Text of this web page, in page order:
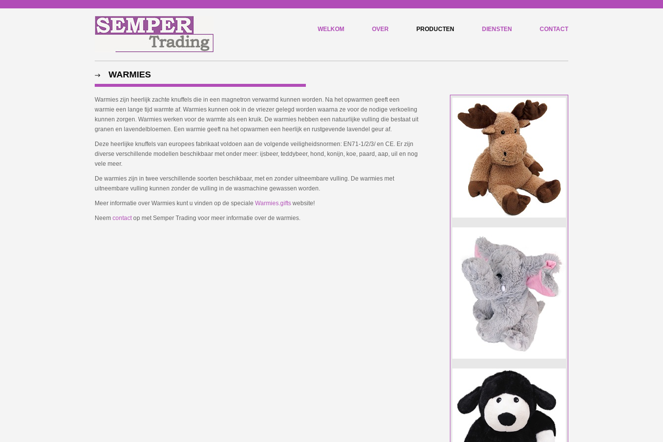
WELKOM OVER PRODUCTEN DIENSTEN CONTACT
WARMIES
Warmies zijn heerlijk zachte knuffels die in een magnetron verwarmd kunnen worden. Na het opwarmen geeft een
warmie een lange tijd warmte af. Warmies kunnen ook in de vriezer gelegd worden waarna ze voor de nodige verkoeling
kunnen zorgen. Warmies werken voor de warmte als een kruik. De warmies hebben een natuurlijke vulling die bestaat uit
granen en lavendelbloemen. Een warmie geeft na het opwarmen een heerlijk en rustgevende lavendel geur af.
Deze heerlijke knuffels van europees fabrikaat voldoen aan de volgende veiligheidsnormen: EN71-1/2/3/ en CE. Er zijn
diverse verschillende modellen beschikbaar met onder meer: ijsbeer, teddybeer, hond, konijn, koe, paard, aap, uil en nog
vele meer.
De warmies zijn in twee verschillende soorten beschikbaar, met en zonder uitneembare vulling. De warmies met
uitneembare vulling kunnen zonder de vulling in de wasmachine gewassen worden.
Meer informatie over Warmies kunt u vinden op de speciale Warmies.gifts website!
Neem contactop met Semper Trading voor meer informatie over de warmies.